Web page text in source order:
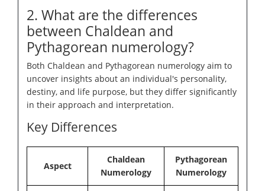
2. What are the differences
between Chaldean and
Pythagorean numerology?
Both Chaldean and Pythagorean numerology aim to
uncover insights about an individual's personality,
destiny, and life purpose, but they differ significantly
in their approach and interpretation.
Key Differences
Aspect
Chaldean
Numerology
Pythagorean
Numerology